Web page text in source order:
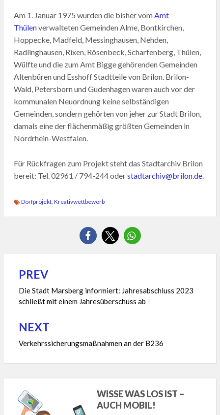
Am 1. Januar 1975 wurden die bisher vom Amt
Thülenverwalteten Gemeinden Alme, Bontkirchen,
Hoppecke, Madfeld, Messinghausen, Nehden,
Radlinghausen, Rixen, Rösenbeck, Scharfenberg, Thülen,
Wülfte und die zum Amt Bigge gehörenden Gemeinden
Altenbüren und Esshoff Stadtteile von Brilon. Brilon-
Wald, Petersborn und Gudenhagen waren auch vor der
kommunalen Neuordnung keine selbständigen
Gemeinden, sondern gehörten von jeher zur Stadt Brilon,
damals eine der flächenmäßig größten Gemeinden in
Nordrhein-Westfalen.
Für Rückfragen zum Projekt steht das Stadtarchiv Brilon
bereit: Tel. 02961 / 794-244 oderstadtarchiv@brilon.de.
Dorfprojekt, Kreativwettbewerb
Beitragsnavigation
PREV
Die Stadt Marsberg informiert: Jahresabschluss 2023
schließt mit einem Jahresüberschuss ab
NEXT
Verkehrssicherungsmaßnahmen an der B236
WISSE WAS LOS IST –
AUCH MOBIL!